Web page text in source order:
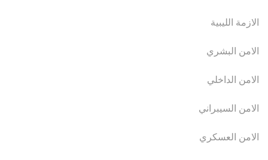
الازمة الليبية
الامن البشري
الامن الداخلي
الامن السيبراني
الامن العسكري